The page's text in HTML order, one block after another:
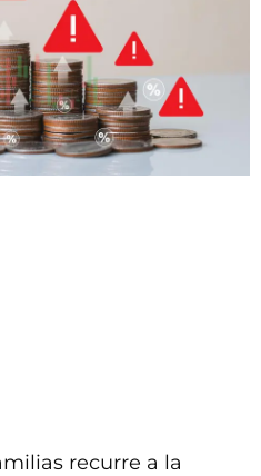
recurre a la